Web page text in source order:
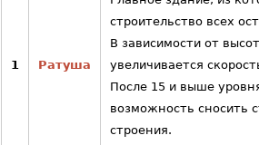
1 Ратуша
строительство всех
В зависимости от
увеличивается
После 15 и выше
возможность сносить
строения.